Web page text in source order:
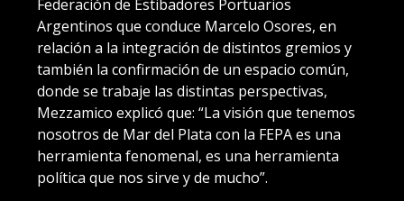
Federación de Estibadores Portuarios
Argentinos que conduce Marcelo Osores, en
relación a la integración de distintos gremios y
también la confirmación de un espacio común,
donde se trabaje las distintas perspectivas,
Mezzamico explicó que: “La visión que tenemos
nosotros de Mar del Plata con la FEPA es una
herramienta fenomenal, es una herramienta
política que nos sirve y de mucho”.